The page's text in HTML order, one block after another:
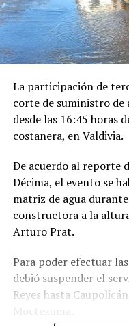
La participación de
corte de suministro de
desde las 16:45 horas
costanera, en Valdivia.
De acuerdo al reporte
Décima, el evento se
matriz de agua
constructora a la
Arturo Prat.
Para poder efectuar
debió suspender el
Reyes hasta